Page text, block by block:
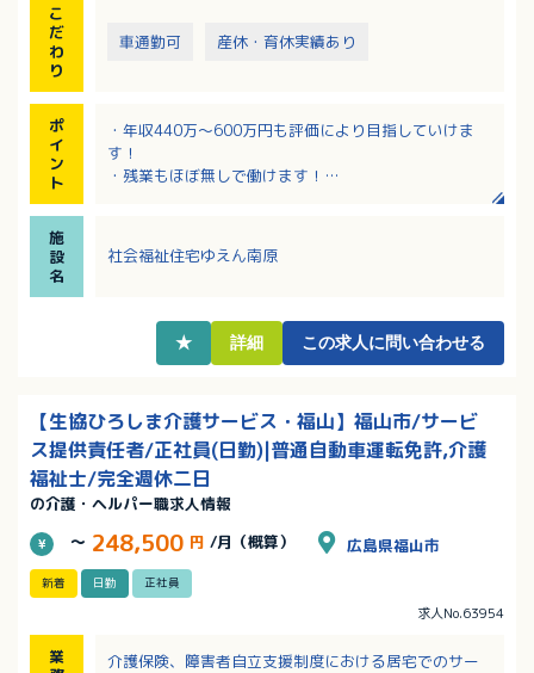
こ
だ
わ
り
車通勤可 産休・育休実績あり
ポ
イ
ン
ト
・年収440万～600万円も評価により目指していけま
す！
・残業もほぼ無しで働けます！
施
設
名
社会福祉住宅ゆえん南原
★ 詳細 この求人に問い合わせる
【生協ひろしま介護サービス・福山】福山市/サービ
ス提供責任者/正社員(日勤)|普通自動車運転免許,介護
福祉士/完全週休二日
の介護・ヘルパー職求人情報
～ 248,500 円 /月（概算） 広島県福山市
新着 日勤 正社員
求人No.63954
業
介護保険、障害者自立支援制度における居宅でのサー